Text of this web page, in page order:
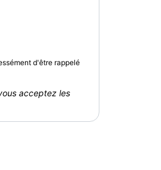
d'être rappelé
acceptez les